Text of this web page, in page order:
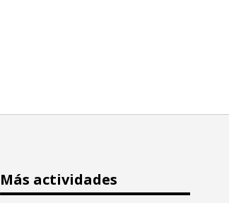
Más actividades